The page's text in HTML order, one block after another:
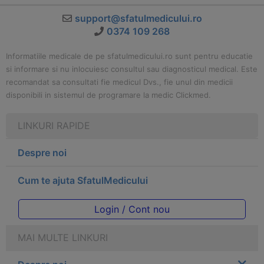
support@sfatulmedicului.ro
0374 109 268
Informatiile medicale de pe sfatulmedicului.ro sunt pentru educatie
si informare si nu inlocuiesc consultul sau diagnosticul medical. Este
recomandat sa consultati fie medicul Dvs., fie unul din medicii
disponibili in sistemul de programare la medic Clickmed.
LINKURI RAPIDE
Despre noi
Cum te ajuta SfatulMedicului
Login / Cont nou
MAI MULTE LINKURI